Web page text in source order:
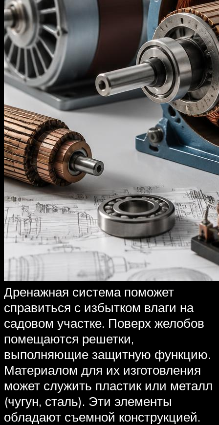
Дренажная система поможет
справиться с избытком влаги на
садовом участке. Поверх желобов
помещаются решетки,
выполняющие защитную функцию.
Материалом для их изготовления
может служить пластик или металл
(чугун, сталь). Эти элементы
обладают съемной конструкцией.